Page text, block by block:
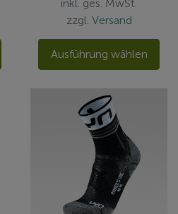
inkl. ges. MwSt.
zzgl. Versand
Ausführung wählen